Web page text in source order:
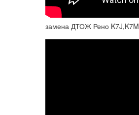
замена ДТОЖ Рено K7J,K7M